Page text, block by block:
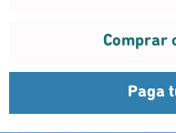
Comprar
Paga